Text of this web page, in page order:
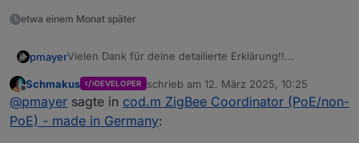
etwa einem Monat später
pmayerVielen Dank für deine detailierte Erklärung!!
immer ohne die IEEE neu zu schreiben.
@asgothiansagte incod.m ZigBee Coordinator
(PoE/non-PoE) - made in Germany:
Vorab - ich gehe fest davon aus das ihr nach
Schmakus DEVELOPER schrieb am 12. März 2025, 10:25
zuletzt editiert von
@pmayer sagte in cod.m ZigBee Coordinator (PoE/non-
PoE) - made in Germany: